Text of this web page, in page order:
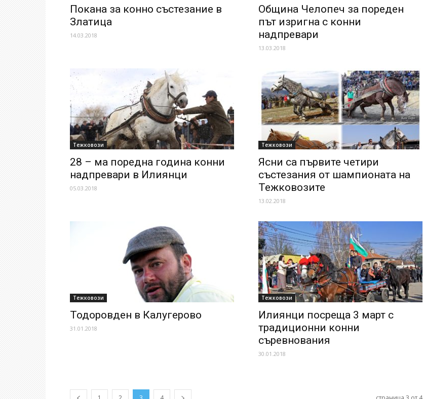
Покана за конно състезание в
Златица
14.03.2018
Община Челопеч за пореден
път изригна с конни
надпревари
13.03.2018
Тежковози
28 – ма поредна година конни
надпревари в Илиянци
05.03.2018
Тежковози
Ясни са първите четири
състезания от шампионата на
Тежковозите
13.02.2018
Тежковози
Тодоровден в Калугерово
31.01.2018
Тежковози
Илиянци посреща 3 март с
традиционни конни
съревнования
30.01.2018